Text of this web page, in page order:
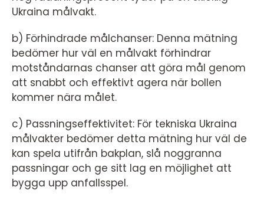
Ukraina målvakt.
b) Förhindrade målchanser: Denna mätning
bedömer hur väl en målvakt förhindrar
motståndarnas chanser att göra mål genom
att snabbt och effektivt agera när bollen
kommer nära målet.
c) Passningseffektivitet: För tekniska Ukraina
målvakter bedömer detta mätning hur väl de
kan spela utifrån bakplan, slå noggranna
passningar och ge sitt lag en möjlighet att
bygga upp anfallsspel.